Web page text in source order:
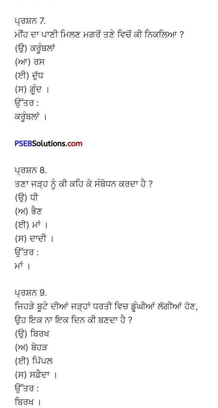
ਪ੍ਰਸ਼ਨ 7.
ਮੀਂਹ ਦਾ ਪਾਣੀ ਮਿਲਣ ਮਗਰੋਂ ਤਣੇ ਵਿਚੋਂ ਕੀ ਨਿਕਲਿਆ ?
(ਉ) ਕਰੂੰਬਲਾਂ
(ਆ) ਰਸ
(ਈ) ਦੁੱਧ
(ਸ) ਗੂੰਦ ।
ਉੱਤਰ :
ਕਰੂੰਬਲਾਂ ।
ਪ੍ਰਸ਼ਨ 8.
ਤਣਾ ਜੜ੍ਹ ਨੂੰ ਕੀ ਕਹਿ ਕੇ ਸੰਬੋਧਨ ਕਰਦਾ ਹੈ ?
(ਉ) ਧੀ
(ਅ) ਭੈਣ
(ਈ) ਮਾਂ ।
(ਸ) ਦਾਦੀ ।
ਉੱਤਰ :
ਮਾਂ ।
ਪ੍ਰਸ਼ਨ 9.
ਜਿਹੜੇ ਬੂਟੇ ਦੀਆਂ ਜੜ੍ਹਾਂ ਧਰਤੀ ਵਿਚ ਡੂੰਘੀਆਂ ਲੱਗੀਆਂ ਹੋਣ,
ਉਹ ਇਕ ਨਾ ਇਕ ਦਿਨ ਕੀ ਬਣਦਾ ਹੈ ?
(ਉ) ਬਿਰਖ
(ਅ) ਬੋਹੜ
(ਈ) ਪਿੱਪਲ
(ਸ) ਸਫ਼ੈਦਾ ।
ਉੱਤਰ :
ਬਿਰਖ ।